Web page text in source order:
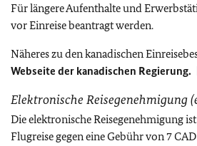
Für längere Aufenthalte und
vor Einreise beantragt werden.
Näheres zu den kanadischen
Webseite der kanadischen Regierung.
Elektronische Reisegenehmigung
Die elektronische Reisegenehmigung
Flugreise gegen eine Gebühr von 7